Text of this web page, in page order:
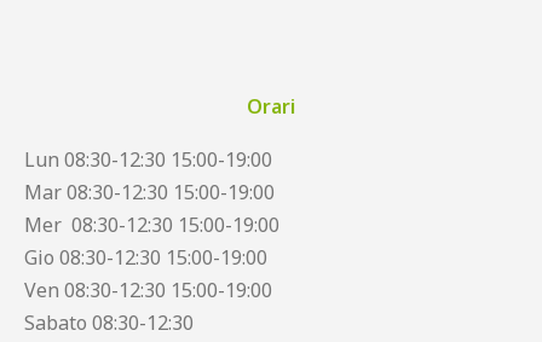
Orari
Lun 08:30-12:30 15:00-19:00
Mar 08:30-12:30 15:00-19:00
Mer 08:30-12:30 15:00-19:00
Gio 08:30-12:30 15:00-19:00
Ven 08:30-12:30 15:00-19:00
Sabato 08:30-12:30